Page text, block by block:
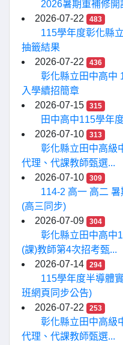
2026暑期重補修開
2026-07-22
483
115學年度彰化縣
抽籤結果
2026-07-22
436
彰化縣立田中高中
入學續招簡章
2026-07-15
315
田中高中115學年
2026-07-10
313
彰化縣立田中高級
代理、代課教師甄選...
2026-07-10
309
114-2 高一 高二
(高三同步)
2026-07-09
304
彰化縣立田中高中
(課)教師第4次招考甄...
2026-07-14
294
115學年度半導體
班網頁同步公告)
2026-07-22
253
彰化縣立田中高級
代理、代課教師甄選...